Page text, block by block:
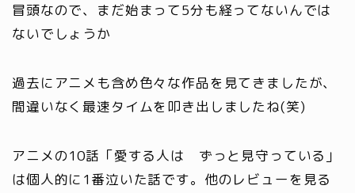
冒頭なので、まだ始まって5分も経ってないんでは
ないでしょうか
過去にアニメも含め色々な作品を見てきましたが、
間違いなく最速タイムを叩き出しましたね(笑)
アニメの10話「愛する人は ずっと見守っている」
は個人的に1番泣いた話です。 他のレビューを見る